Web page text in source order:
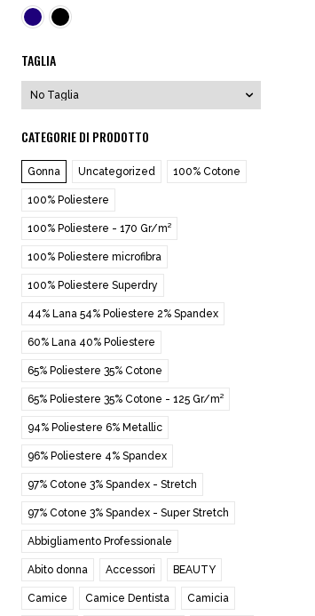
TAGLIA
CATEGORIE DI PRODOTTO
Gonna Uncategorized 100% Cotone
100% Poliestere
100% Poliestere - 170 Gr/m²
100% Poliestere microfibra
100% Poliestere Superdry
44% Lana 54% Poliestere 2% Spandex
60% Lana 40% Poliestere
65% Poliestere 35% Cotone
65% Poliestere 35% Cotone - 125 Gr/m²
94% Poliestere 6% Metallic
96% Poliestere 4% Spandex
97% Cotone 3% Spandex - Stretch
97% Cotone 3% Spandex - Super Stretch
Abbigliamento Professionale
Abito donna Accessori BEAUTY
Camice Camice Dentista Camicia